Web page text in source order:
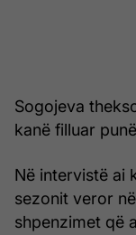
Sogojeva
kanë filluar
Në intervistë ai
sezonit veror
shpenzimet që